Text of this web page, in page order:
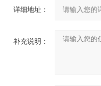
详细地址：
补充说明：